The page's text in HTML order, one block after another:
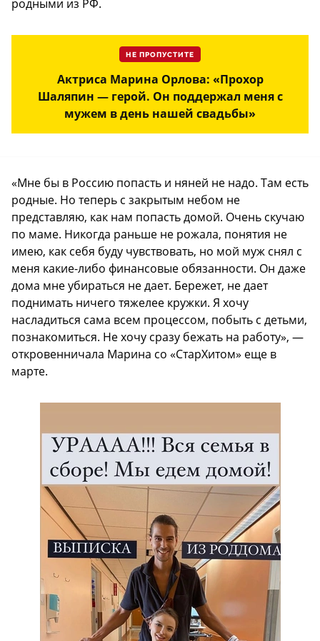
родными из РФ.
НЕ ПРОПУСТИТЕ
Актриса Марина Орлова: «Прохор
Шаляпин — герой. Он поддержал меня с
мужем в день нашей свадьбы»
«Мне бы в Россию попасть и няней не надо. Там есть
родные. Но теперь с закрытым небом не
представляю, как нам попасть домой. Очень скучаю
по маме. Никогда раньше не рожала, понятия не
имею, как себя буду чувствовать, но мой муж снял с
меня какие-либо финансовые обязанности. Он даже
дома мне убираться не дает. Бережет, не дает
поднимать ничего тяжелее кружки. Я хочу
насладиться сама всем процессом, побыть с детьми,
познакомиться. Не хочу сразу бежать на работу», —
откровенничала Марина со «СтарХитом» еще в
марте.